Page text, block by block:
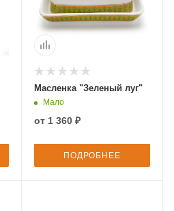
Масленка "Зеленый луг"
Мало
от 1 360 ₽
ПОДРОБНЕЕ